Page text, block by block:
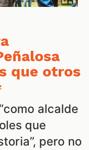
que otros
alcalde
que
pero no